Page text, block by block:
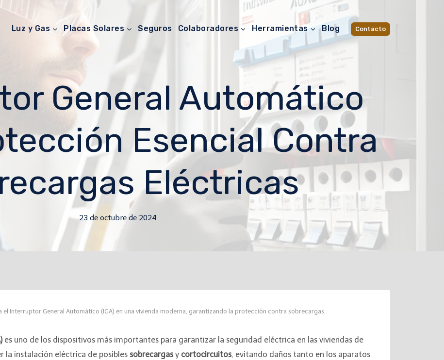
Luz y Gas Placas Solares Seguros Colaboradores Herramientas Blog Contacto
General Automático
Esencial Contra
Eléctricas
23 de octubre de 2024
el Interruptor General Automático (IGA) en una vivienda moderna, garantizando la protección contra sobrecargas.
es uno de los dispositivos más importantes para garantizar la seguridad eléctrica en las viviendas de
la instalación eléctrica de posibles sobrecargas y cortocircuitos, evitando daños tanto en los aparatos